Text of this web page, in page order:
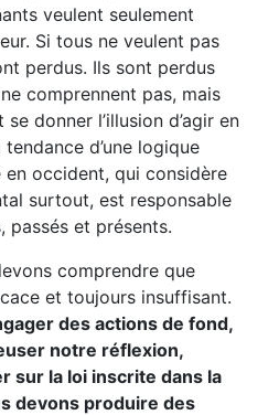
veulent seulement
Si tous ne veulent pas
perdus. Ils sont perdus
comprennent pas, mais
donner l’illusion d’agir en
d’une logique
en occident, qui considère
surtout, est responsable
passés et présents.
comprendre que
et toujours insuffisant.
des actions de fond,
notre réflexion,
sur la loi inscrite dans la
devons produire des